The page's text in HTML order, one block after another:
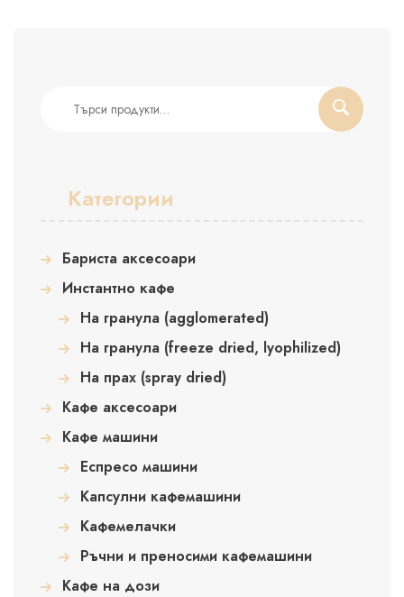
Категории
Бариста аксесоари
Инстантно кафе
На гранула (agglomerated)
На гранула (freeze dried, lyophilized)
На прах (spray dried)
Кафе аксесоари
Кафе машини
Еспресо машини
Капсулни кафемашини
Кафемелачки
Ръчни и преносими кафемашини
Кафе на дози